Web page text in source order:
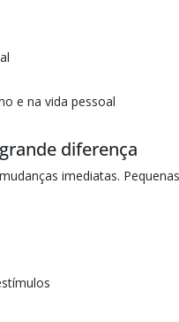
e na vida pessoal
diferença
imediatas.